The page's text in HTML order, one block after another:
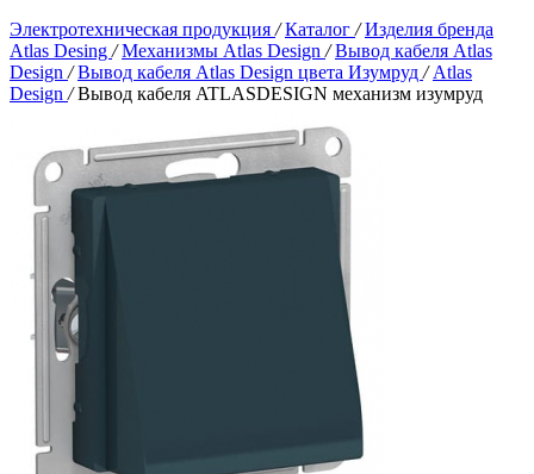
Электротехническая продукция / Каталог / Изделия бренда
Atlas Desing / Механизмы Atlas Design / Вывод кабеля Atlas
Design / Вывод кабеля Atlas Design цвета Изумруд / Atlas
Design / Вывод кабеля ATLASDESIGN механизм изумруд